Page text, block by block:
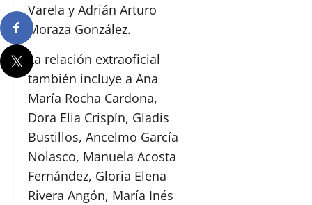
Varela y Adrián Arturo
Moraza González.
La relación extraoficial
también incluye a Ana
María Rocha Cardona,
Dora Elia Crispín, Gladis
Bustillos, Ancelmo García
Nolasco, Manuela Acosta
Fernández, Gloria Elena
Rivera Angón, María Inés